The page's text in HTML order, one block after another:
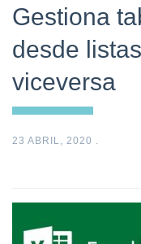
Gestiona
desde
viceversa
23 ABRIL, 2020 .